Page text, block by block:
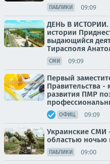
ПАБЛИКИ 09:09
ДЕНЬ В ИСТОРИИ.
истории
выдающийся
Тирасполя
СМИ 09:09
Первый
Правительства -
развития ПМР
ОФИЦ. 09:09
Украинские СМИ
областью ночью
ПАБЛИКИ 09:00